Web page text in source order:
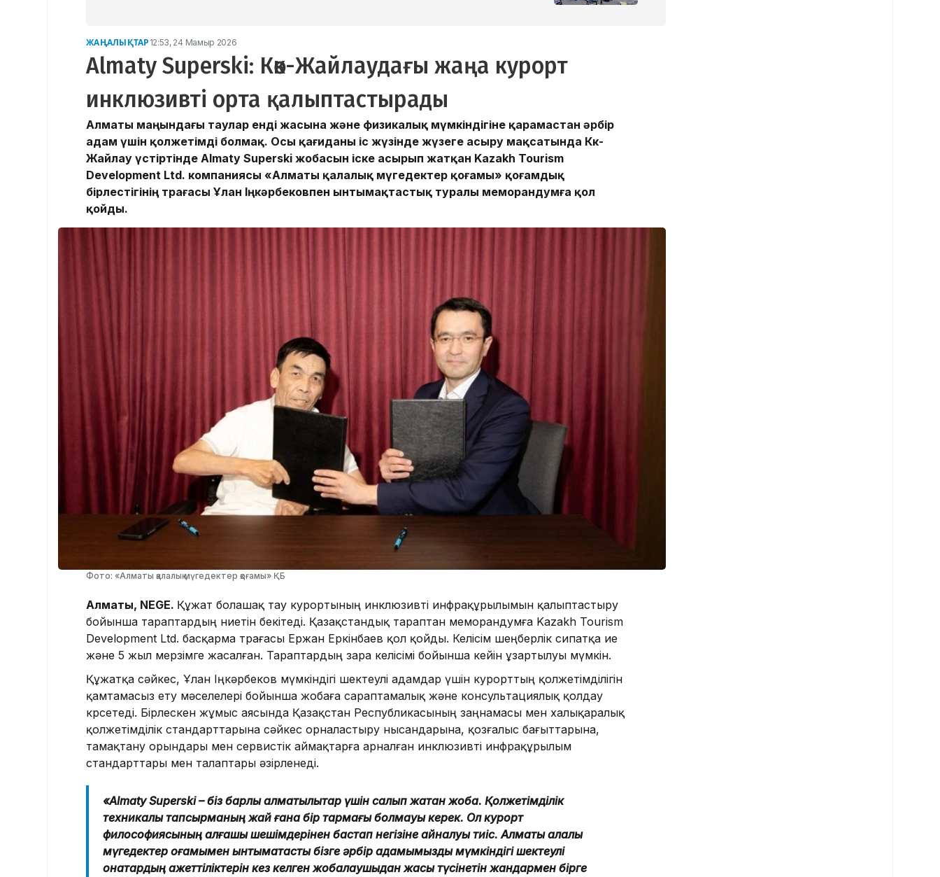
ЖАҢАЛЫҚТАР 12:53, 24 Мамыр 2026
Almaty Superski: Көк-Жайлаудағы жаңа курорт
инклюзивті орта қалыптастырады
Алматы маңындағы таулар енді жасына және физикалық мүмкіндігіне қарамастан әрбір
адам үшін қолжетімді болмақ. Осы қағиданы іс жүзінде жүзеге асыру мақсатында Көк-
Жайлау үстіртінде Almaty Superski жобасын іске асырып жатқан Kazakh Tourism
Development Ltd. компаниясы «Алматы қалалық мүгедектер қоғамы» қоғамдық
бірлестігінің төрағасы Ұлан Іңкәрбековпен ынтымақтастық туралы меморандумға қол
қойды.
Фото: «Алматы қалалық мүгедектер қоғамы» ҚБ
Алматы, NEGE. Құжат болашақ тау курортының инклюзивті инфрақұрылымын қалыптастыру
бойынша тараптардың ниетін бекітеді. Қазақстандық тараптан меморандумға Kazakh Tourism
Development Ltd. басқарма төрағасы Ержан Еркінбаев қол қойды. Келісім шеңберлік сипатқа ие
және 5 жыл мерзімге жасалған. Тараптардың өзара келісімі бойынша кейін ұзартылуы мүмкін.
Құжатқа сәйкес, Ұлан Іңкәрбеков мүмкіндігі шектеулі адамдар үшін курорттың қолжетімділігін
қамтамасыз ету мәселелері бойынша жобаға сараптамалық және консультациялық қолдау
көрсетеді. Бірлескен жұмыс аясында Қазақстан Республикасының заңнамасы мен халықаралық
қолжетімділік стандарттарына сәйкес орналастыру нысандарына, қозғалыс бағыттарына,
тамақтану орындары мен сервистік аймақтарға арналған инклюзивті инфрақұрылым
стандарттары мен талаптары әзірленеді.
«Almaty Superski – біз барлық алматылықтар үшін салып жатқан жоба. Қолжетімділік
техникалық тапсырманың жай ғана бір тармағы болмауы керек. Ол курорт
философиясының алғашқы шешімдерінен бастап негізіне айналуы тиіс. Алматы қалалық
мүгедектер қоғамымен ынтымақтастық бізге әрбір қадамымызды мүмкіндігі шектеулі
қонақтардың қажеттіліктерін кез келген жобалаушыдан жақсы түсінетін жандармен бірге